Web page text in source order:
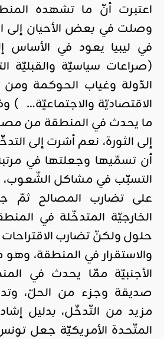
اعتبرت أنّ ما تشهده
وصلت في بعض الأحيان إلى
في ليبيا يعود في الأساس
(صراعات سياسيّة والقبليّة
الدّولة وغياب الحوكمة ومن
الاقتصاديّة والاجتماعيّة…
ما يحدث في المنطقة من
إلى الثورة، نعم أشرت إلى
أن تسمّيها وجعلتها في
التسبّب في مشاكل
على تضارب المصالح ثمّ
الخارجيّة المتدخّلة في
حلول ولكنّ تضارب
والاستقرار في المنطقة،
الأجنبيّة ممّا يحدث في
صديقة وجزء من الحلّ،
مزيد من التّدخّل، بدليل
المتّحدة الأمريكيّة جعل